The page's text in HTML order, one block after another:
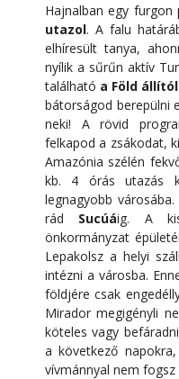
Hajnalban egy furgon
utazol. A falu
elhíresült tanya,
nyílik a sűrűn aktív
található a Föld
bátorságod berepülni
neki! A rövid
felkapod a zsákodat,
Amazónia szélén
kb. 4 órás utazás
legnagyobb
rád Sucúáig. A
önkormányzat
Lepakolsz a helyi
intézni a városba.
földjére csak
Mirador megigényli
köteles vagy
a következő
vívmánnyal nem fogsz